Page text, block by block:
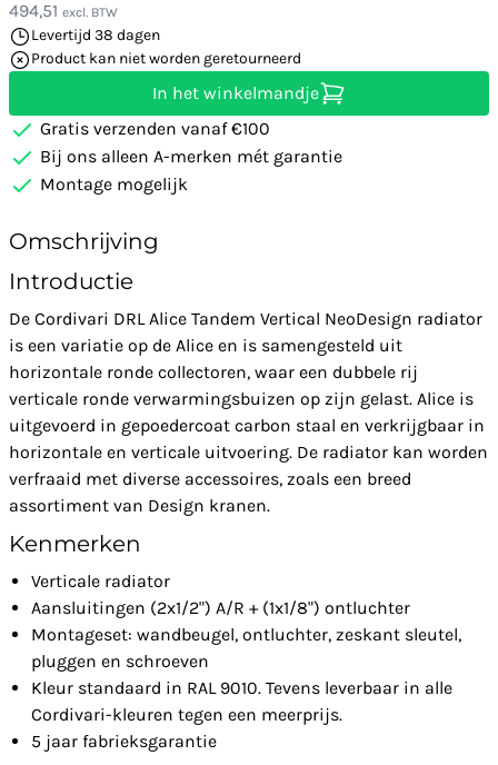
494,51 excl. BTW
Levertijd 38 dagen
Product kan niet worden geretourneerd
In het winkelmandje
Gratis verzenden vanaf €100
Bij ons alleen A-merken mét garantie
Montage mogelijk
Omschrijving
Introductie
De Cordivari DRL Alice Tandem Vertical NeoDesign radiator
is een variatie op de Alice en is samengesteld uit
horizontale ronde collectoren, waar een dubbele rij
verticale ronde verwarmingsbuizen op zijn gelast. Alice is
uitgevoerd in gepoedercoat carbon staal en verkrijgbaar in
horizontale en verticale uitvoering. De radiator kan worden
verfraaid met diverse accessoires, zoals een breed
assortiment van Design kranen.
Kenmerken
Verticale radiator
Aansluitingen (2x1/2") A/R + (1x1/8") ontluchter
Montageset: wandbeugel, ontluchter, zeskant sleutel,
pluggen en schroeven
Kleur standaard in RAL 9010. Tevens leverbaar in alle
Cordivari-kleuren tegen een meerprijs.
5 jaar fabrieksgarantie